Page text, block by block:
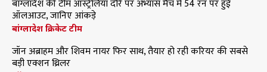
बांग्लादेश की टीम ऑस्ट्रेलिया दौरे पर अभ्यास मैच में 54 रन पर हुई
ऑलआउट, जानिए आंकड़े
बांग्लादेश क्रिकेट टीम
जॉन अब्राहम और शिवम नायर फिर साथ, तैयार हो रही करियर की सबसे
बड़ी एक्शन थ्रिलर